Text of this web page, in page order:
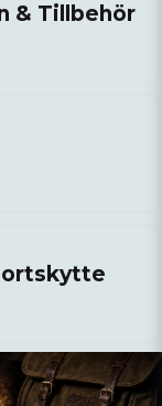
& Tillbehör